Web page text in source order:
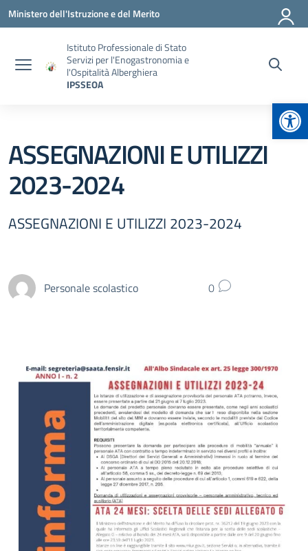
Vai ai contenuti
Vai al menu di navigazione
Vai al footer
Ministero dell'Istruzione e del Merito
Istituto Professionale di Stato
Servizi per l'Enogastronomia e
l'Ospitalità Alberghiera
IPSSEOA
ASSEGNAZIONI E UTILIZZI
2023-2024
ASSEGNAZIONI E UTILIZZI 2023-2024
Personale scolastico 0